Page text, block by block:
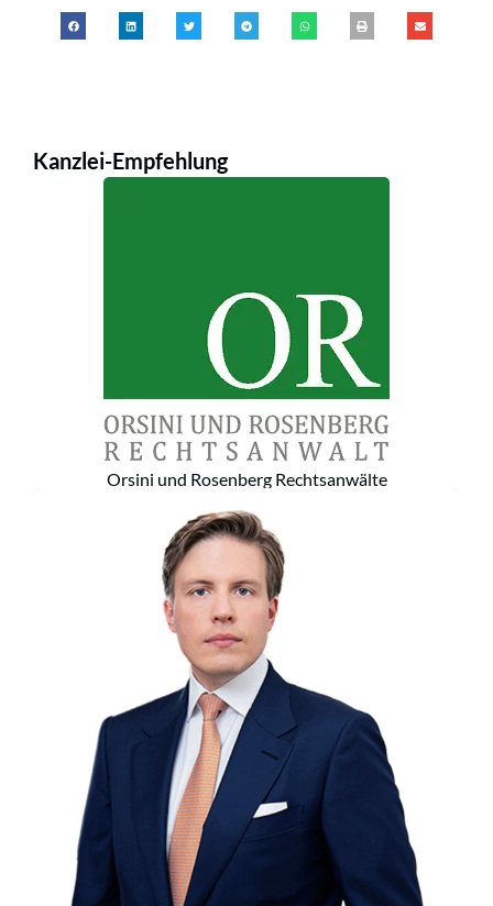
Kanzlei-Empfehlung
Orsini und Rosenberg Rechtsanwälte